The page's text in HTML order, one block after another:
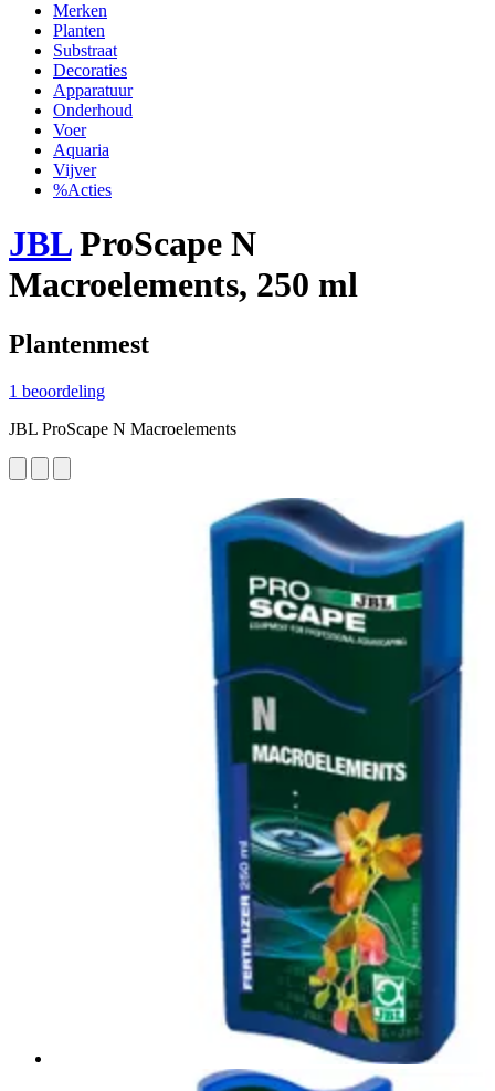
Merken
Planten
Substraat
Decoraties
Apparatuur
Onderhoud
Voer
Aquaria
Vijver
%Acties
JBLProScape N
Macroelements, 250 ml
Plantenmest
1 beoordeling
JBL ProScape N Macroelements